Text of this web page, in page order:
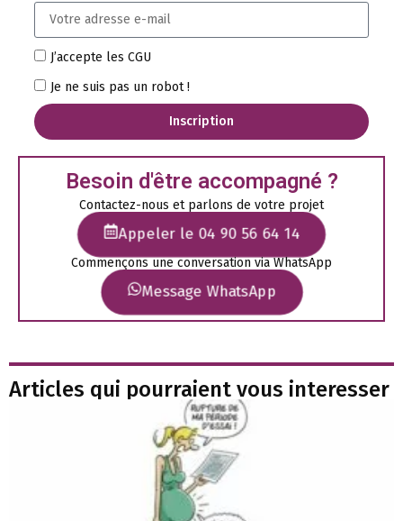
J’accepte les CGU
Je ne suis pas un robot !
Inscription
Besoin d'être accompagné ?
Contactez-nous et parlons de votre projet
Appeler le 04 90 56 64 14
Commençons une conversation via WhatsApp
Message WhatsApp
Articles qui pourraient vous interesser